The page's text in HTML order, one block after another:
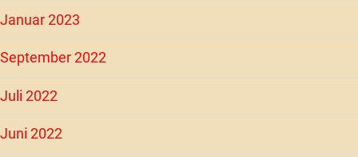
Januar 2023
September 2022
Juli 2022
Juni 2022